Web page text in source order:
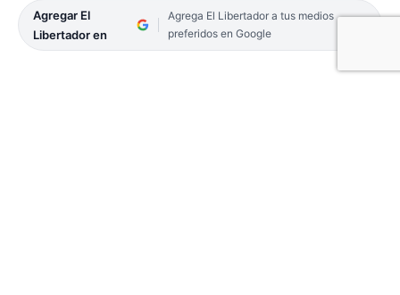
Agregar El
Libertador en
Agrega El Libertador a tus medios
preferidos en Google